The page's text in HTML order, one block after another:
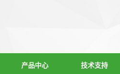
产品中心 技术支持